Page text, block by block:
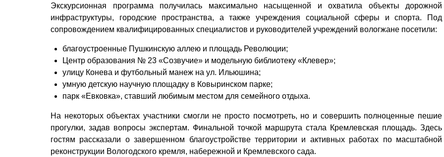
Экскурсионная программа получилась максимально насыщенной и охватила объекты дорожной
инфраструктуры, городские пространства, а также учреждения социальной сферы и спорта. Под
сопровождением квалифицированных специалистов и руководителей учреждений вологжане посетили:
благоустроенные Пушкинскую аллею и площадь Революции;
Центр образования № 23 «Созвучие» и модельную библиотеку «Клевер»;
улицу Конева и футбольный манеж на ул. Ильюшина;
умную детскую научную площадку в Ковыринском парке;
парк «Евковка», ставший любимым местом для семейного отдыха.
На некоторых объектах участники смогли не просто посмотреть, но и совершить полноценные пешие
прогулки, задав вопросы экспертам. Финальной точкой маршрута стала Кремлевская площадь. Здесь
гостям рассказали о завершенном благоустройстве территории и активных работах по масштабной
реконструкции Вологодского кремля, набережной и Кремлевского сада.